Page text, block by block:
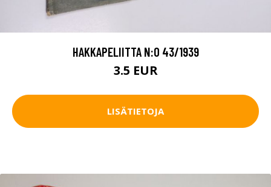
HAKKAPELIITTA N:O 43/1939
3.5 EUR
LISÄTIETOJA